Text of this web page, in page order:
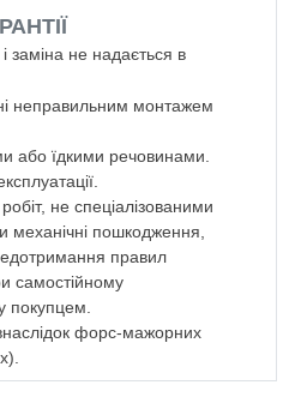
заміна не надається в
неправильним монтажем
або їдкими речовинами.
не спеціалізованими
пошкодження,
правил
самостійному
покупцем.
форс-мажорних